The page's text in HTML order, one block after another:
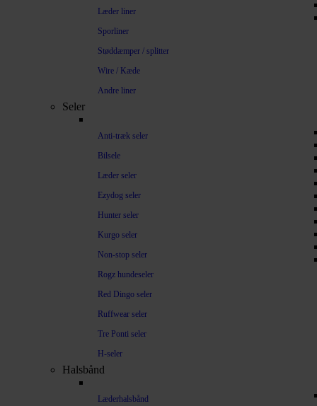
Læder liner
Sporliner
Støddæmper / splitter
Wire / Kæde
Andre liner
Seler
Anti-træk seler
Bilsele
Læder seler
Ezydog seler
Hunter seler
Kurgo seler
Non-stop seler
Rogz hundeseler
Red Dingo seler
Ruffwear seler
Tre Ponti seler
H-seler
Halsbånd
Læderhalsbånd